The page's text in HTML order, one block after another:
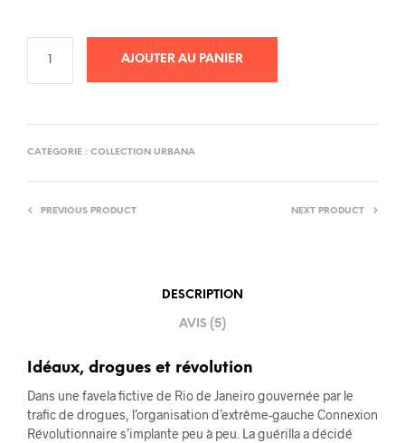
AJOUTER AU PANIER
CATÉGORIE : COLLECTION URBANA
PREVIOUS PRODUCT NEXT PRODUCT
DESCRIPTION
AVIS (5)
Idéaux, drogues et révolution
Dans une favela fictive de Rio de Janeiro gouvernée par le
trafic de drogues, l’organisation d’extrême-gauche Connexion
Révolutionnaire s’implante peu à peu. La guérilla a décidé